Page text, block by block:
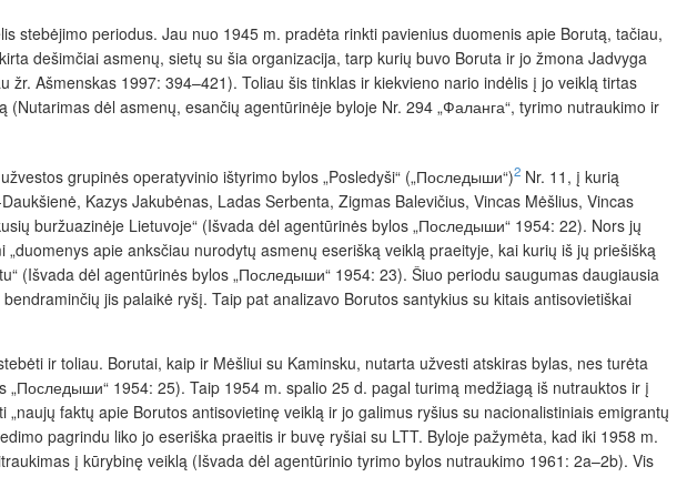
stebėjimo periodus. Jau nuo 1945 m. pradėta rinkti pavienius duomenis apie Borutą, tačiau,
dešimčiai asmenų, sietų su šia organizacija, tarp kurių buvo Boruta ir jo žmona Jadvyga
Ašmenskas 1997: 394–421). Toliau šis tinklas ir kiekvieno nario indėlis į jo veiklą tirtas
dėl asmenų, esančių agentūrinėje byloje Nr. 294 „Фаланга“, tyrimo nutraukimo ir
grupinės operatyvinio ištyrimo bylos „Posledyši“ („Последыши“)2 Nr. 11, į kurią
Kazys Jakubėnas, Ladas Serbenta, Zigmas Balevičius, Vincas Mėšlius, Vincas
buržuazinėje Lietuvoje“ (Išvada dėl agentūrinės bylos „Последыши“ 1954: 22). Nors jų
apie anksčiau nurodytų asmenų eserišką veiklą praeityje, kai kurių iš jų priešišką
(Išvada dėl agentūrinės bylos „Последыши“ 1954: 23). Šiuo periodu saugumas daugiausia
jis palaikė ryšį. Taip pat analizavo Borutos santykius su kitais antisovietiškai
ir toliau. Borutai, kaip ir Mėšliui su Kaminsku, nutarta užvesti atskiras bylas, nes turėta
1954: 25). Taip 1954 m. spalio 25 d. pagal turimą medžiagą iš nutrauktos ir į
faktų apie Borutos antisovietinę veiklą ir jo galimus ryšius su nacionalistiniais emigrantų
pagrindu liko jo eseriška praeitis ir buvę ryšiai su LTT. Byloje pažymėta, kad iki 1958 m.
į kūrybinę veiklą (Išvada dėl agentūrinio tyrimo bylos nutraukimo 1961: 2a–2b). Vis